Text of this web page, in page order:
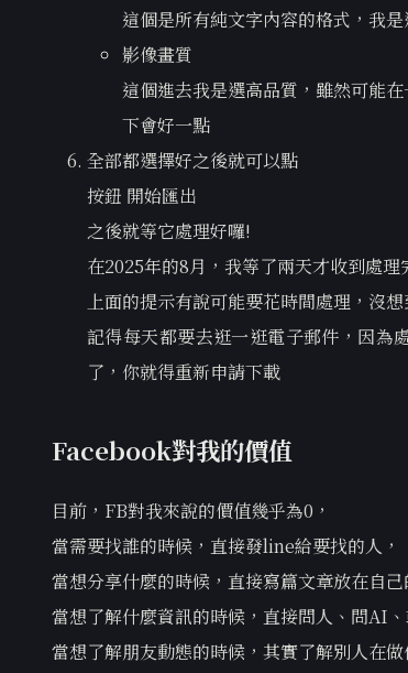
這個是所有純文字內容的格式，我
影像畫質
這個進去我是選高品質，雖然可能
下會好一點
全部都選擇好之後就可以點
按鈕 開始匯出
之後就等它處理好囉!
在2025年的8月，我等了兩天才收到處理
上面的提示有說可能要花時間處理，沒想
記得每天都要去逛一逛電子郵件，因為
了，你就得重新申請下載
Facebook對我的價值
目前，FB對我來說的價值幾乎為0，
當需要找誰的時候，直接發line給要找的人，
當想分享什麼的時候，直接寫篇文章放在自己
當想了解什麼資訊的時候，直接問人、問AI、
當想了解朋友動態的時候，其實了解別人在做